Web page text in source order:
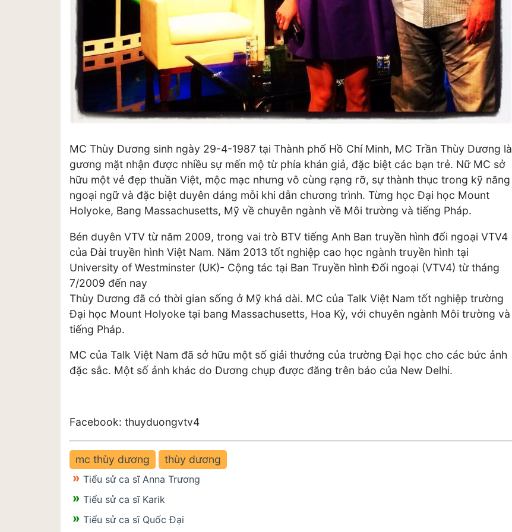
MC Thùy Dương sinh ngày 29-4-1987 tại Thành phố Hồ Chí Minh, MC Trần Thùy Dương là
gương mặt nhận được nhiều sự mến mộ từ phía khán giả, đặc biệt các bạn trẻ. Nữ MC sở
hữu một vẻ đẹp thuần Việt, mộc mạc nhưng vô cùng rạng rỡ, sự thành thục trong kỹ năng
ngoại ngữ và đặc biệt duyên dáng mỗi khi dẫn chương trình. Từng học Đại học Mount
Holyoke, Bang Massachusetts, Mỹ về chuyên ngành về Môi trường và tiếng Pháp.
Bén duyên VTV từ năm 2009, trong vai trò BTV tiếng Anh Ban truyền hình đối ngoại VTV4
của Đài truyền hình Việt Nam. Năm 2013 tốt nghiệp cao học ngành truyền hình tại
University of Westminster (UK)- Cộng tác tại Ban Truyền hình Đối ngoại (VTV4) từ tháng
7/2009 đến nay
Thùy Dương đã có thời gian sống ở Mỹ khá dài. MC của Talk Việt Nam tốt nghiệp trường
Đại học Mount Holyoke tại bang Massachusetts, Hoa Kỳ, với chuyên ngành Môi trường và
tiếng Pháp.
MC của Talk Việt Nam đã sở hữu một số giải thưởng của trường Đại học cho các bức ảnh
đặc sắc. Một số ảnh khác do Dương chụp được đăng trên báo của New Delhi.
Facebook: thuyduongvtv4
mc thùy dương thùy dương
Tiểu sử ca sĩ Anna Trương
Tiểu sử ca sĩ Karik
Tiểu sử ca sĩ Quốc Đại